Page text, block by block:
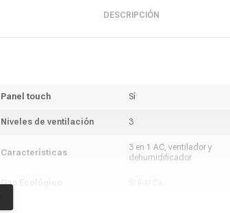
DESCRIPCIÓN
Panel touch Sí
Niveles de ventilación 3
Características
3 en 1 AC, ventilador y
dehumidificador
Gas Ecológico
Modelo